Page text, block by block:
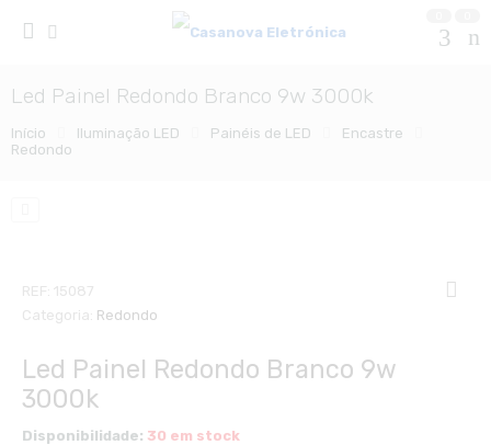
Led Painel Redondo Branco 9w 3000k
Início Iluminação LED Painéis de LED
Encastre
Redondo
REF: 15087
Categoria: Redondo
Led Painel Redondo Branco 9w
3000k
Disponibilidade: 30 em stock